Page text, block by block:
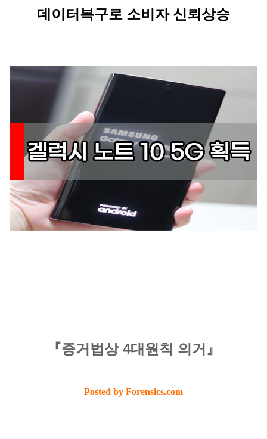
데이터복구로 소비자 신뢰상승
『증거법상 4대원칙 의거』
Posted by Forensics.com